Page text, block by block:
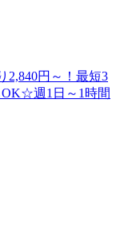
2,840円～！最短3
週1日～1時間